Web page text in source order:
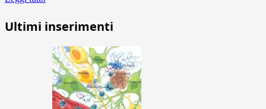
Ultimi inserimenti